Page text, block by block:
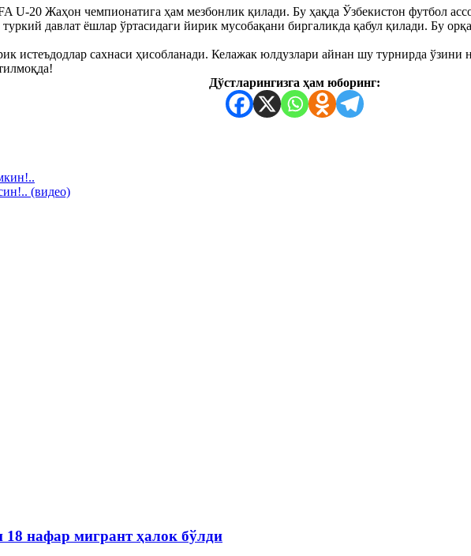
U-20 Жаҳон чемпионатига ҳам мезбонлик қилади. Бу ҳақда Ўзбекистон футбол
давлат ёшлар ўртасидаги йирик мусобақани биргаликда қабул қилади. Бу
истеъдодлар сахнаси ҳисобланади. Келажак юлдузлари айнан шу турнирда ўзини
Дўстларингизга ҳам юборинг:
(видео)
18 нафар мигрант ҳалок бўлди